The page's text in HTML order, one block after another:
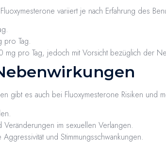
variiert je nach Erfahrung des
pro Tag.
mg pro Tag, jedoch mit Vorsicht bezüglich der
gibt es auch bei Fluoxymesterone Risiken und
Veränderungen im sexuellen Verlangen.
und Stimmungsschwankungen.